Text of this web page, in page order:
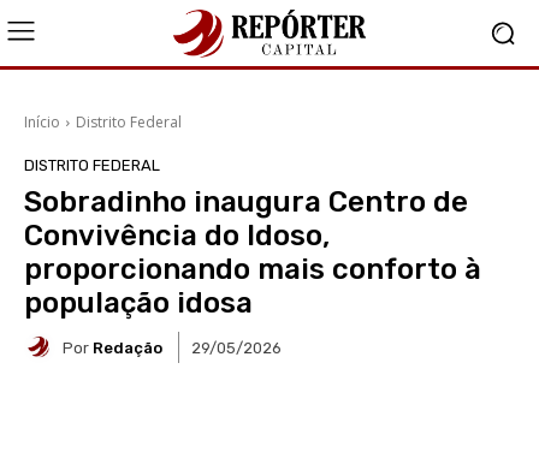
Início Distrito Federal
DISTRITO FEDERAL
Sobradinho inaugura Centro de
Convivência do Idoso,
proporcionando mais conforto à
população idosa
Por Redação 29/05/2026